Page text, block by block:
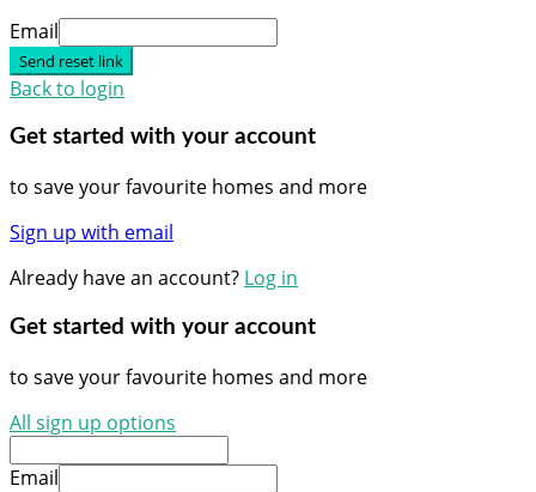
Email
Send reset link
Back to login
Get started with your account
to save your favourite homes and more
Sign up with email
Already have an account? Log in
Get started with your account
to save your favourite homes and more
All sign up options
Email